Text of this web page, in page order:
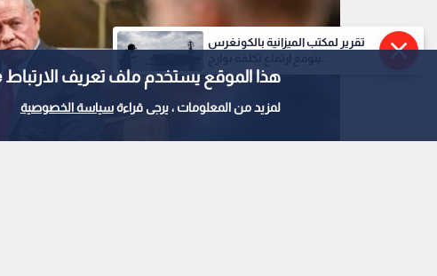
هذا الموقع يستخدم ملف تعريف الارتباط Cookie
لمزيد من المعلومات ، يرجى قراءةسياسة الخصوصية
تقرير لمكتب الميزانية بالكونغرس